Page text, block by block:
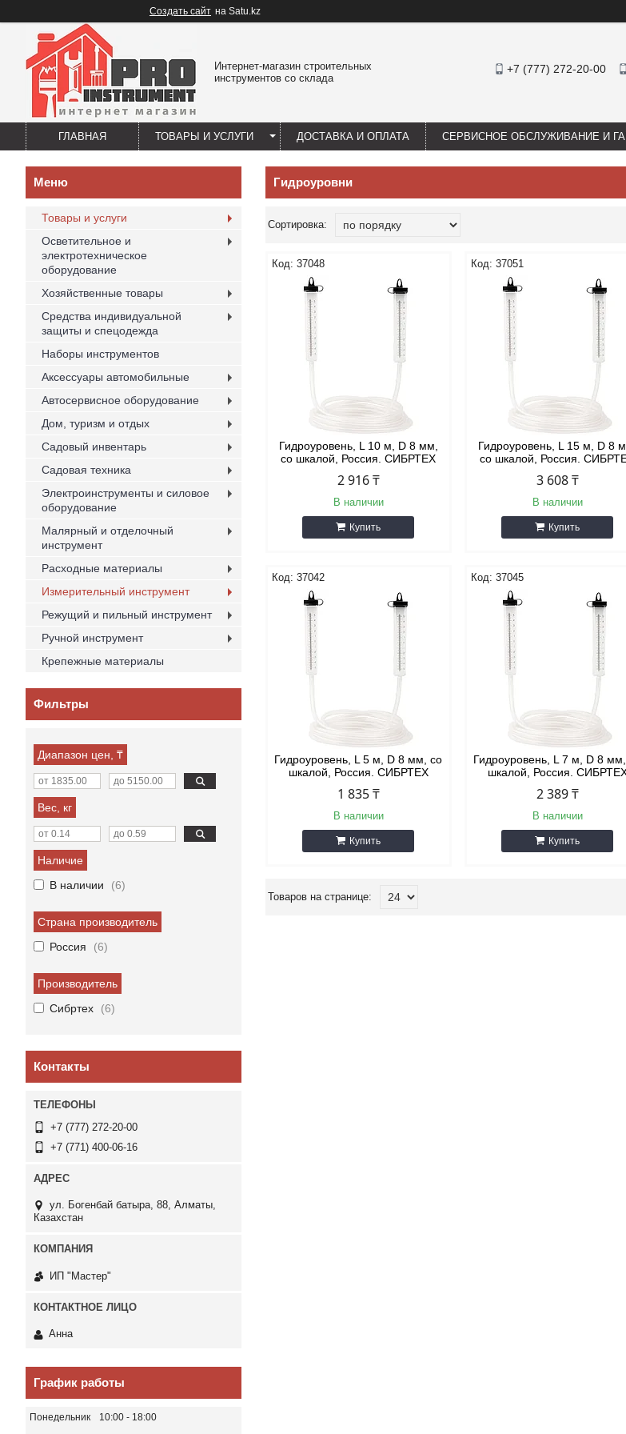
Создать сайт на Satu.kz
Интернет-магазин строительных
инструментов со склада
+7 (777) 272-20-00
ГЛАВНАЯ ТОВАРЫ И УСЛУГИ ДОСТАВКА И ОПЛАТА СЕРВИСНОЕ ОБСЛУЖИВАНИЕ И
Гидроуровни
37048
Гидроуровень, L 10 м, D 8 мм,
со шкалой, Россия. СИБРТЕХ
2 916 ₸
В наличии
Купить
37051
Гидроуровень, L 15 м, D 8
со шкалой, Россия.
3 608 ₸
В наличии
Купить
37042
Гидроуровень, L 5 м, D 8 мм, со
шкалой, Россия. СИБРТЕХ
1 835 ₸
В наличии
Купить
37045
Гидроуровень, L 7 м, D 8
шкалой, Россия.
2 389 ₸
В наличии
Купить
Товары и услуги
Осветительное и
электротехническое
оборудование
Хозяйственные товары
Средства индивидуальной
защиты и спецодежда
Наборы инструментов
Аксессуары автомобильные
Автосервисное оборудование
Дом, туризм и отдых
Садовый инвентарь
Садовая техника
Электроинструменты и силовое
оборудование
Малярный и отделочный
инструмент
Расходные материалы
Измерительный инструмент
Режущий и пильный инструмент
Ручной инструмент
Крепежные материалы
Фильтры
Диапазон цен, ₸
Вес, кг
Наличие
В наличии
6
Страна производитель
Россия
6
Производитель
Сибртех
6
Контакты
+7 (777) 272-20-00
+7 (771) 400-06-16
ул. Богенбай батыра, 88, Алматы,
Казахстан
ИП "Мастер"
Анна
График работы
Понедельник 10:00
18:00